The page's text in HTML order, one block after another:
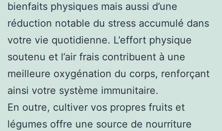
bienfaits physiques mais aussi d’une
réduction notable du stress accumulé dans
votre vie quotidienne. L’effort physique
soutenu et l’air frais contribuent à une
meilleure oxygénation du corps, renforçant
ainsi votre système immunitaire.
En outre, cultiver vos propres fruits et
légumes offre une source de nourriture